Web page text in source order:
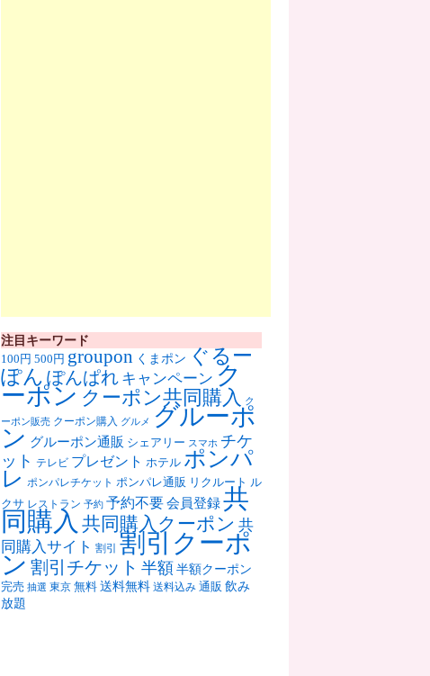
注目キーワード
100円 500円 groupon くまポン ぐるー
ぽん ぽんぱれ キャンペーン ク
ーポン クーポン共同購入 ク
ーポン販売 クーポン購入 グルメ グルーポ
ン グルーポン通販 シェアリー スマホ チケ
ット テレビ プレゼント ホテル ポンパ
レ ポンパレチケット ポンパレ通販 リクルート ル
クサ レストラン 予約 予約不要会員登録共
同購入 共同購入クーポン 共
同購入サイト 割引 割引クーポ
ン 割引チケット 半額 半額クーポン
完売 抽選 東京 無料 送料無料 送料込み 通販 飲み
放題